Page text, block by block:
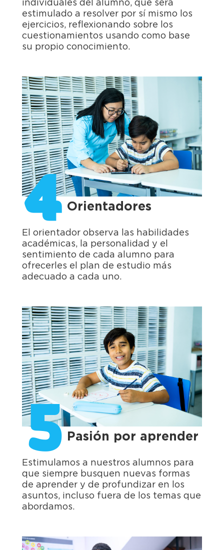
individuales del alumno, que será
estimulado a resolver por sí mismo los
ejercicios, reflexionando sobre los
cuestionamientos usando como base
su propio conocimiento.
4 Orientadores
El orientador observa las habilidades
académicas, la personalidad y el
sentimiento de cada alumno para
ofrecerles el plan de estudio más
adecuado a cada uno.
5 Pasión por aprender
Estimulamos a nuestros alumnos para
que siempre busquen nuevas formas
de aprender y de profundizar en los
asuntos, incluso fuera de los temas que
abordamos.